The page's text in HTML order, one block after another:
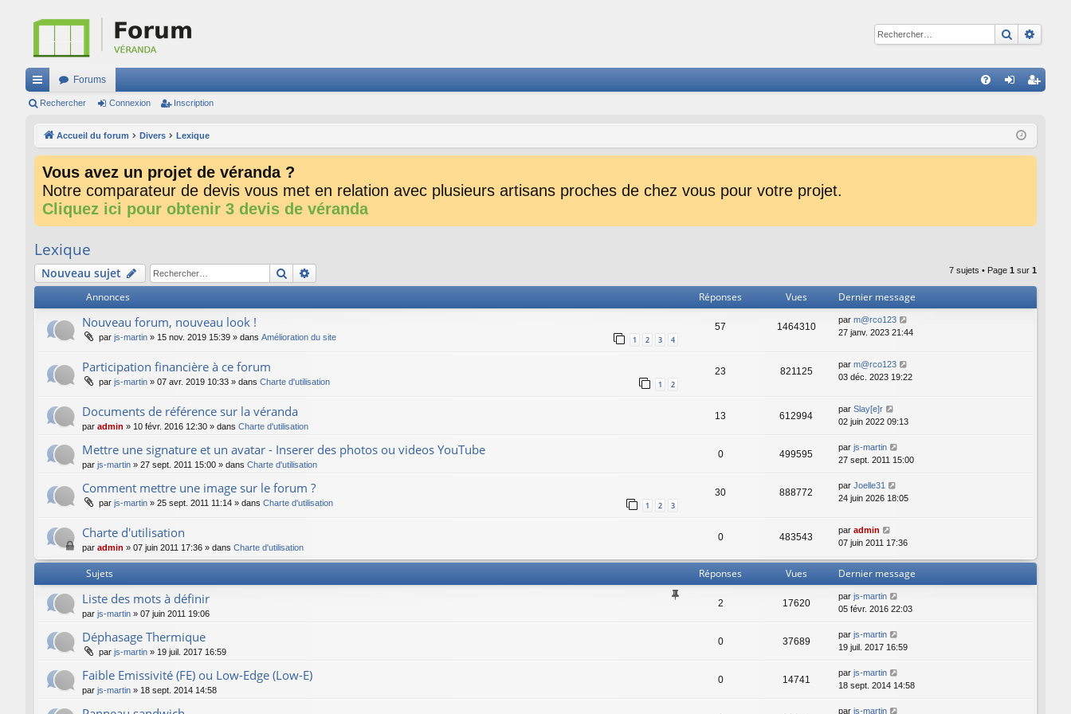
ac
Forums
cri
Rechercher Connexion Inscription
Accueil du forum Divers Lexique
Vous avez un projet de véranda ?
Notre comparateur de devis vous met en relation avec plusieurs artisans proches de chez vous pour votre projet.
Cliquez ici pour obtenir 3 devis de véranda
Lexique
Nouveau sujet Rechercher 7 sujets • Page 1 sur 1
Annonces Réponses Vues Dernier message
Nouveau forum, nouveau look !
par js-martin » 15 nov. 2019 15:39 » dans Amélioration du site 1 2 3 4
57 1464310
par m@rco123
27 janv. 2023 21:44
Participation financière à ce forum
par js-martin » 07 avr. 2019 10:33 » dans Charte d'utilisation 1 2
23 821125
par m@rco123
03 déc. 2023 19:22
Documents de référence sur la véranda
par admin » 10 févr. 2016 12:30 » dans Charte d'utilisation
13 612994
par Slay[e]r
02 juin 2022 09:13
Mettre une signature et un avatar - Inserer des photos ou videos YouTube
par js-martin » 27 sept. 2011 15:00 » dans Charte d'utilisation
0 499595
par js-martin
27 sept. 2011 15:00
Comment mettre une image sur le forum ?
par js-martin » 25 sept. 2011 11:14 » dans Charte d'utilisation 1 2 3
30 888772
par Joelle31
24 juin 2026 18:05
Charte d'utilisation
par admin » 07 juin 2011 17:36 » dans Charte d'utilisation
0 483543
par admin
07 juin 2011 17:36
Sujets Réponses Vues Dernier message
Liste des mots à définir
par js-martin » 07 juin 2011 19:06
2 17620
par js-martin
05 févr. 2016 22:03
Déphasage Thermique
par js-martin » 19 juil. 2017 16:59
0 37689
par js-martin
19 juil. 2017 16:59
Faible Emissivité (FE) ou Low-Edge (Low-E)
par js-martin » 18 sept. 2014 14:58
0 14741
par js-martin
18 sept. 2014 14:58
par js-martin